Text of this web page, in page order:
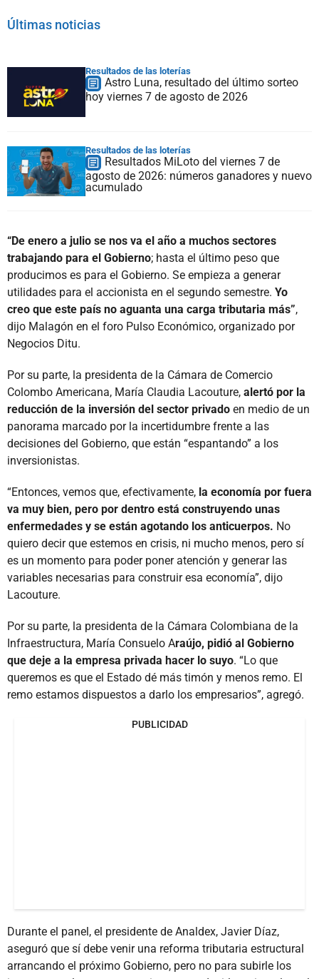
Últimas noticias
Resultados de las loterías
Astro Luna, resultado del último sorteo
hoy viernes 7 de agosto de 2026
Resultados de las loterías
Resultados MiLoto del viernes 7 de
agosto de 2026: números ganadores y nuevo
acumulado
“De enero a julio se nos va el año a muchos sectores
trabajando para el Gobierno; hasta el último peso que
producimos es para el Gobierno. Se empieza a generar
utilidades para el accionista en el segundo semestre. Yo
creo que este país no aguanta una carga tributaria más”,
dijo Malagón en el foro Pulso Económico, organizado por
Negocios Ditu.
Por su parte, la presidenta de la Cámara de Comercio
Colombo Americana, María Claudia Lacouture, alertó por la
reducción de la inversión del sector privado en medio de un
panorama marcado por la incertidumbre frente a las
decisiones del Gobierno, que están “espantando” a los
inversionistas.
“Entonces, vemos que, efectivamente, la economía por fuera
va muy bien, pero por dentro está construyendo unas
enfermedades y se están agotando los anticuerpos. No
quiero decir que estemos en crisis, ni mucho menos, pero sí
es un momento para poder poner atención y generar las
variables necesarias para construir esa economía”, dijo
Lacouture.
Por su parte, la presidenta de la Cámara Colombiana de la
Infraestructura, María Consuelo Araújo, pidió al Gobierno
que deje a la empresa privada hacer lo suyo. “Lo que
queremos es que el Estado dé más timón y menos remo. El
remo estamos dispuestos a darlo los empresarios”, agregó.
PUBLICIDAD
Durante el panel, el presidente de Analdex, Javier Díaz,
aseguró que sí debe venir una reforma tributaria estructural
arrancando el próximo Gobierno, pero no para subirle los